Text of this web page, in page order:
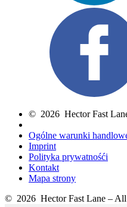
© 2026 Hector Fast
Ogólne warunki
Imprint
Polityka prywatnośći
Kontakt
Mapa strony
© 2026 Hector Fast Lane – All